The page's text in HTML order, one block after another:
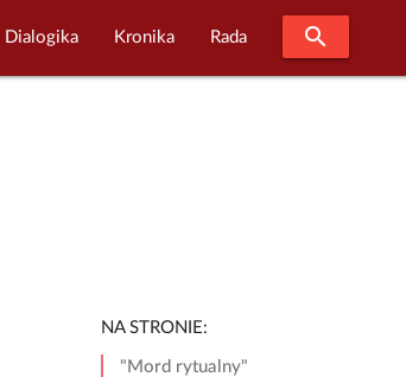
Dialogika Kronika Rada search
NA STRONIE:
"Mord rytualny"